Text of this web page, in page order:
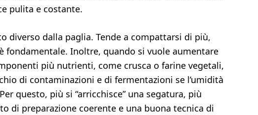
pulita e costante.
diverso dalla paglia. Tende a compattarsi di più,
fondamentale. Inoltre, quando si vuole aumentare
più nutrienti, come crusca o farine vegetali,
di contaminazioni e di fermentazioni se l’umidità
questo, più si “arricchisce” una segatura, più
di preparazione coerente e una buona tecnica di